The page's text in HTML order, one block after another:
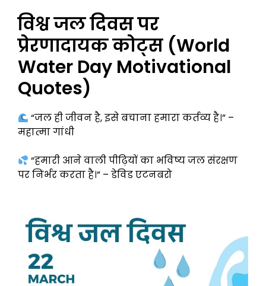
विश्व जल दिवस पर
प्रेरणादायक कोट्स (World
Water Day Motivational
Quotes)
“जल ही जीवन है, इसे बचाना हमारा कर्तव्य है।” –
महात्मा गांधी
“हमारी आने वाली पीढ़ियों का भविष्य जल संरक्षण
पर निर्भर करता है।” – डेविड एटनबरो